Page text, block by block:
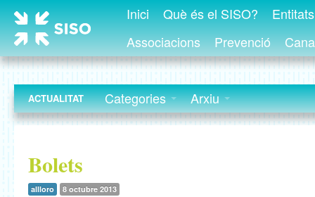
Inici Què és el SISO?
Associacions
Prevenció
ACTUALITAT Categories Arxiu
Bolets
allloro 8 octubre 2013